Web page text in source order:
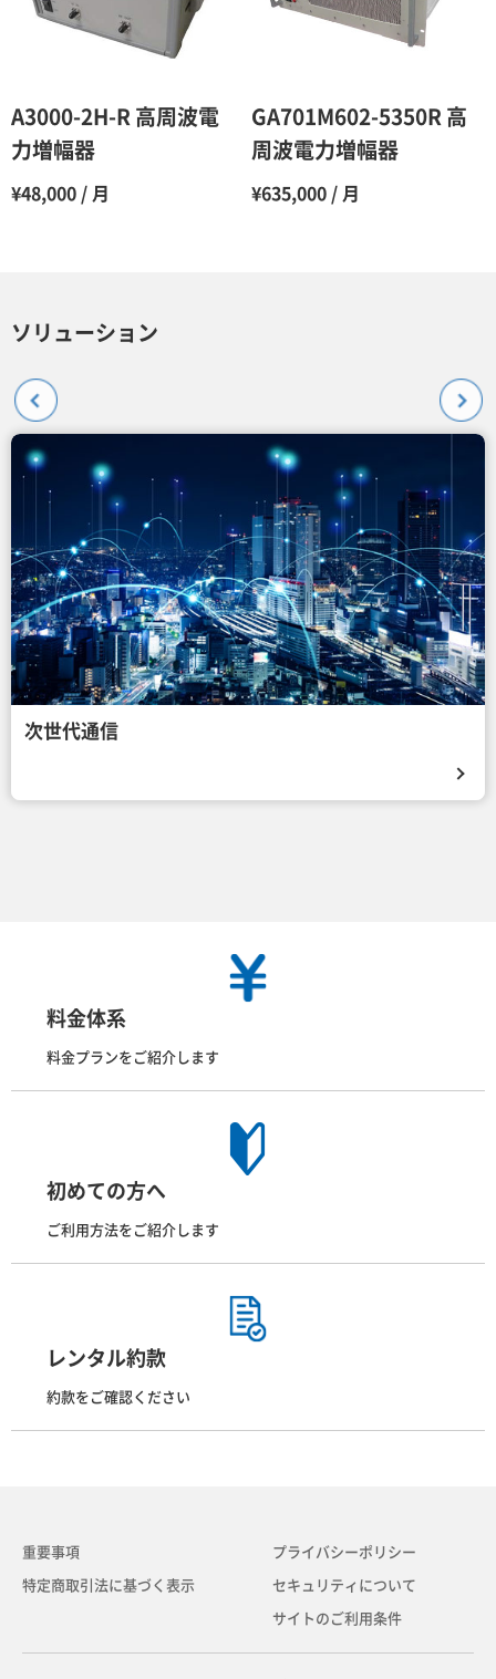
A3000-2H-R 高周波電
力増幅器
¥48,000 / 月
GA701M602-5350R 高
周波電力増幅器
¥635,000 / 月
ソリューション
次世代通信
料金体系
料金プランをご紹介します
初めての方へ
ご利用方法をご紹介します
レンタル約款
約款をご確認ください
重要事項
特定商取引法に基づく表示
プライバシーポリシー
セキュリティについて
サイトのご利用条件